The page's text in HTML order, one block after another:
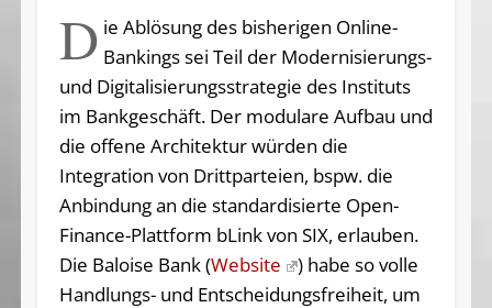
D ie Ablösung des bisherigen Online-
Bankings sei Teil der Modernisierungs-
und Digitalisierungsstrategie des Instituts
im Bankgeschäft. Der modulare Aufbau und
die offene Architektur würden die
Integration von Drittparteien, bspw. die
Anbindung an die standardisierte Open-
Finance-Plattform bLink von SIX, erlauben.
Die Baloise Bank (Website
) habe so volle
Handlungs- und Entscheidungsfreiheit, um